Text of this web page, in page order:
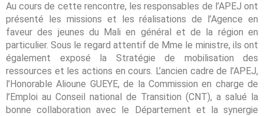
Au cours de cette rencontre, les responsables de l’APEJ ont
présenté les missions et les réalisations de l’Agence en
faveur des jeunes du Mali en général et de la région en
particulier. Sous le regard attentif de Mme le ministre, ils ont
également exposé la Stratégie de mobilisation des
ressources et les actions en cours. L’ancien cadre de l’APEJ,
l’Honorable Alioune GUEYE, de la Commission en charge de
l’Emploi au Conseil national de Transition (CNT), a salué la
bonne collaboration avec le Département et la synergie